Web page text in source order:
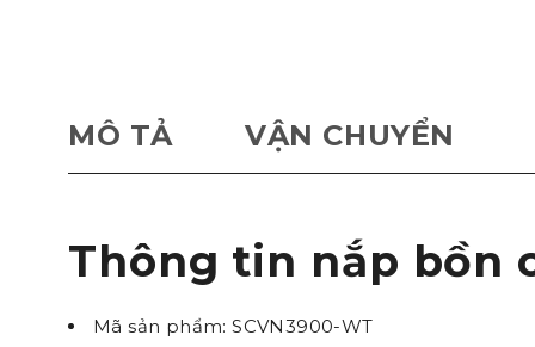
MÔ TẢ VẬN CHUYỂN
Thông tin nắp bồn
Mã sản phẩm: SCVN3900-WT